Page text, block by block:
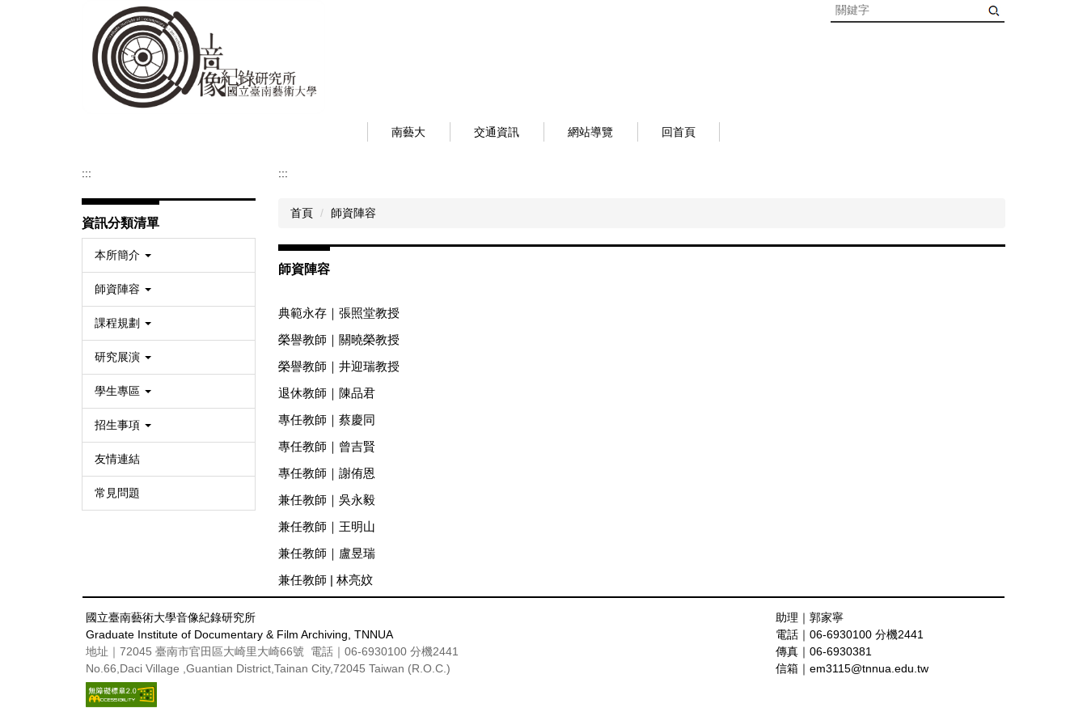
南藝大
交通資訊 網站導覽 回首頁
:::
資訊分類清單
本所簡介
師資陣容
課程規劃
研究展演
學生專區
招生事項
友情連結
常見問題
:::
首頁 師資陣容
師資陣容
典範永存｜張照堂教授
榮譽教師｜關曉榮教授
榮譽教師｜井迎瑞教授
退休教師｜陳品君
專任教師｜蔡慶同
專任教師｜曾吉賢
專任教師｜謝侑恩
兼任教師｜吳永毅
兼任教師｜王明山
兼任教師｜盧昱瑞
兼任教師 | 林亮妏
國立臺南藝術大學音像紀錄研究所
Graduate Institute of Documentary & Film Archiving, TNNUA
地址｜72045 臺南市官田區大崎里大崎66號 電話｜06-6930100 分機2441
No.66,Daci Village ,Guantian District,Tainan City,72045 Taiwan (R.O.C.)
助理｜郭家寧
電話｜06-6930100 分機2441
傳真｜06-6930381
信箱｜ em3115@tnnua.edu.tw